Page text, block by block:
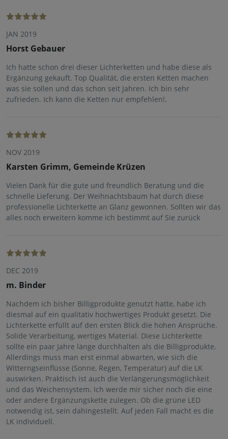
JAN 2019
Horst Gebauer
Ich hatte schon drei dieser Lichterketten und habe diese als
Ergänzung gekauft. Top Qualität, die ersten Ketten machen
was sie sollen und das schon seit Jahren. Ich bin sehr
zufrieden. Ich kann die Ketten nur empfehlen!.
NOV 2019
Karsten Grimm, Gemeinde Krüzen
Vielen Dank für die gute und freundlich Beratung und die
schnelle Lieferung. Der Weihnachtsbaum hat durch diese
professionelle Lichterkette an Glanz gewonnen. Sollten wir das
alles noch erweitern komme ich bestimmt auf Sie zurück
DEC 2019
m. Binder
Nachdem ich bisher Billigprodukte genutzt hatte, habe ich
diesmal auf ein qualitativ hochwertiges Produkt gesetzt. Die
Lichterkette erfüllt auf den ersten Blick die hohen Ansprüche.
Solide Verarbeitung, wertiges Material. Diese Lichterkette
sollte ein paar Jahre länge durchhalten als die Billigprodukte.
Allerdings muss man erst einmal abwarten, wie sich die
Witterngseinflüsse (Sonne, Regen, Temperatur) auf die LK
auswirken. Praktisch ist auch die Verlängerungsmöglichkeit
und das Weichensystem. Ich werde mir sicher noch die eine
oder andere Ergänzungskette zulegen. Ob die grüne LED
notwendig ist, sein dahingestellt. Auf jeden Fall macht es die
LK individuell.